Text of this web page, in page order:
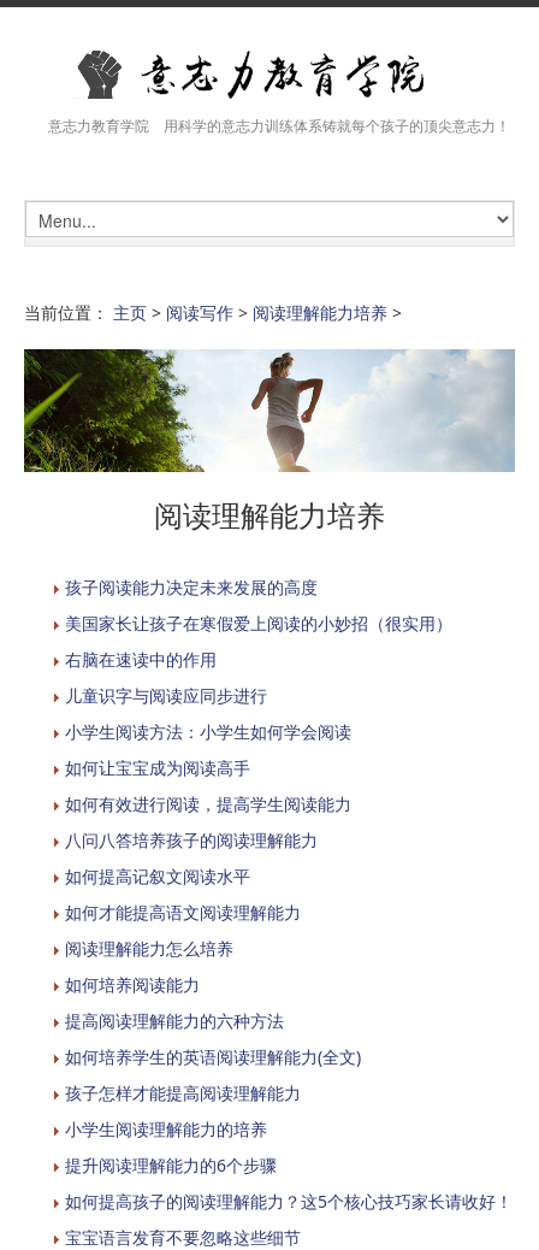
意志力教育学院 用科学的意志力训练体系铸就每个孩子的顶尖意志力！
当前位置： 主页 > 阅读写作 > 阅读理解能力培养 >
阅读理解能力培养
孩子阅读能力决定未来发展的高度
美国家长让孩子在寒假爱上阅读的小妙招（很实用）
右脑在速读中的作用
儿童识字与阅读应同步进行
小学生阅读方法：小学生如何学会阅读
如何让宝宝成为阅读高手
如何有效进行阅读，提高学生阅读能力
八问八答培养孩子的阅读理解能力
如何提高记叙文阅读水平
如何才能提高语文阅读理解能力
阅读理解能力怎么培养
如何培养阅读能力
提高阅读理解能力的六种方法
如何培养学生的英语阅读理解能力(全文)
孩子怎样才能提高阅读理解能力
小学生阅读理解能力的培养
提升阅读理解能力的6个步骤
如何提高孩子的阅读理解能力？这5个核心技巧家长请收好！
宝宝语言发育不要忽略这些细节